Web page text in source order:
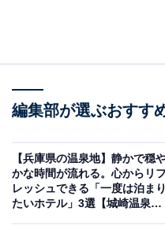
望雲（画像：「望雲」公式Webサ
編集部が選ぶおすす
【兵庫県の温泉地】静かで穏
かな時間が流れる。心からリフ
レッシュできる「一度は泊まり
たいホテル」3選【城崎温泉・